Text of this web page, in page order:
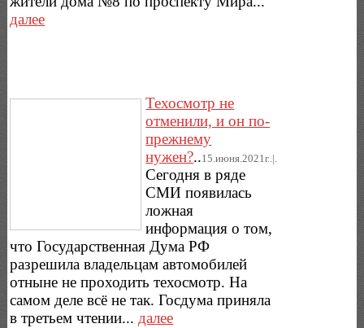
далее
Техосмотр не
отменили, и он по-
прежнему
нужен?..15.июня.2021г..|.
Сегодня в ряде
СМИ появилась
ложная
информация о том,
что Государственная Дума РФ
разрешила владельцам автомобилей
отныне не проходить техосмотр. На
самом деле всё не так. Госдума приняла
в третьем чтении... далее